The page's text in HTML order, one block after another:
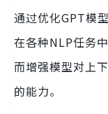
通过优化GPT模
在各种NLP任务
而增强模型对上
的能力。